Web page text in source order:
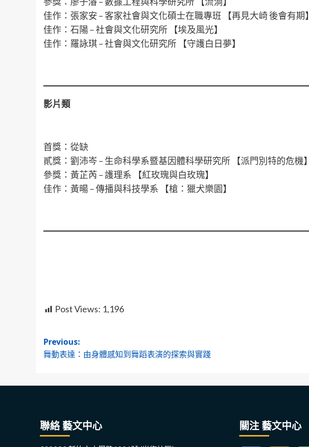
佳作：張家安 – 客家社會與文化碩士在職專班 【再見大崎 後會有期】
佳作：石陽 – 社會與文化研究所 【埃及風光】
佳作：羅詠琪 – 社會與文化研究所 【守護白日夢】
影片類
首獎：從缺
貳獎：劉沛岑 – 生命科學系暨基因體科學研究所 【派門別特的危機】
參獎：黃芷芮 – 護理系 【紅玫瑰與白玫瑰】
佳作：黃暘 – 傳播與科技學系 【槍：獵犬樂園】
Post Views: 1,196
Post
navigation
Previous:
舞動表達：由身體感知到舞蹈表演的探索與實踐
聯絡 藝文中心 關注 藝文中心